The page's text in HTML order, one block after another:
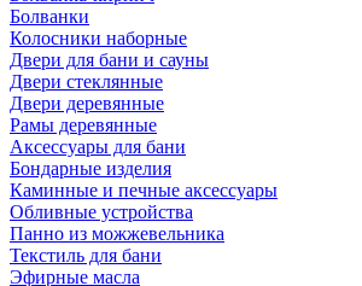
Болванки
Колосники наборные
Двери для бани и сауны
Двери стеклянные
Двери деревянные
Рамы деревянные
Аксессуары для бани
Бондарные изделия
Каминные и печные аксессуары
Обливные устройства
Панно из можжевельника
Текстиль для бани
Эфирные масла